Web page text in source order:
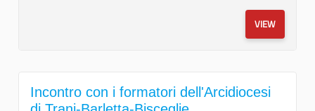
VIEW
Incontro con i formatori dell'Arcidiocesi